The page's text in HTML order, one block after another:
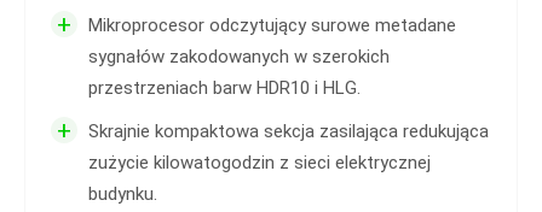
+
Mikroprocesor odczytujący surowe metadane
sygnałów zakodowanych w szerokich
przestrzeniach barw HDR10 i HLG.
+
Skrajnie kompaktowa sekcja zasilająca redukująca
zużycie kilowatogodzin z sieci elektrycznej
budynku.